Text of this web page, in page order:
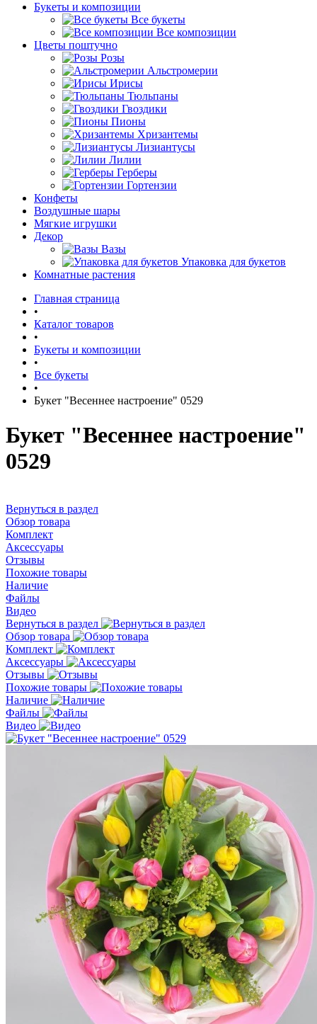
Букеты и композиции
Все букеты
Все композиции
Цветы поштучно
Розы
Альстромерии
Ирисы
Тюльпаны
Гвоздики
Пионы
Хризантемы
Лизиантусы
Лилии
Герберы
Гортензии
Конфеты
Воздушные шары
Мягкие игрушки
Декор
Вазы
Упаковка для букетов
Комнатные растения
Главная страница
•
Каталог товаров
•
Букеты и композиции
•
Все букеты
•
Букет "Весеннее настроение" 0529
Букет "Весеннее настроение"
0529
Вернуться в раздел
Обзор товара
Комплект
Аксессуары
Отзывы
Похожие товары
Наличие
Файлы
Видео
Вернуться в раздел
Обзор товара
Комплект
Аксессуары
Отзывы
Похожие товары
Наличие
Файлы
Видео